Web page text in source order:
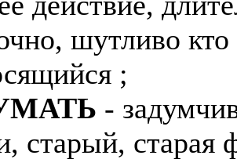
шутливо
;
-
старый, старая